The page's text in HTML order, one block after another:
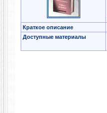
Краткое описание
Доступные материалы